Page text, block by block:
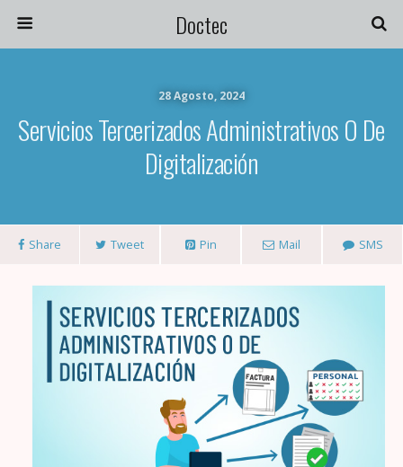
Doctec
28 Agosto, 2024
Servicios Tercerizados Administrativos O De
Digitalización
Share Tweet Pin Mail SMS